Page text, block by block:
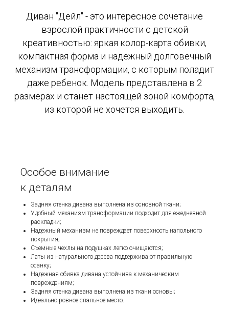
Диван "Дейл" - это интересное сочетание
взрослой практичности с детской
креативностью: яркая колор-карта обивки,
компактная форма и надежный долговечный
механизм трансформации, с которым поладит
даже ребенок. Модель представлена в 2
размерах и станет настоящей зоной комфорта,
из которой не хочется выходить.
Особое внимание
к деталям
Задняя стенка дивана выполнена из основной ткани;
Удобный механизм трансформации подходит для ежедневной
раскладки;
Надежный механизм не повреждает поверхность напольного
покрытия;
Съемные чехлы на подушках легко очищаются;
Латы из натурального дерева поддерживают правильную
осанку;
Надежная обивка дивана устойчива к механическим
повреждениям;
Задняя стенка дивана выполнена из ткани основы;
Идеально ровное спальное место.